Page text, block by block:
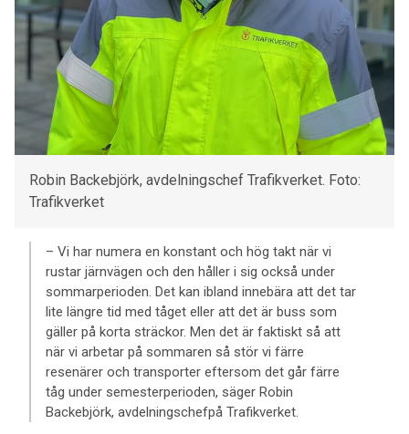
Robin Backebjörk, avdelningschef Trafikverket. Foto:
Trafikverket
– Vi har numera en konstant och hög takt när vi
rustar järnvägen och den håller i sig också under
sommarperioden. Det kan ibland innebära att det tar
lite längre tid med tåget eller att det är buss som
gäller på korta sträckor. Men det är faktiskt så att
när vi arbetar på sommaren så stör vi färre
resenärer och transporter eftersom det går färre
tåg under semesterperioden, säger Robin
Backebjörk, avdelningschefpå Trafikverket.